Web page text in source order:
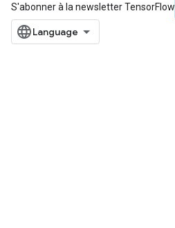
S'abonner à la newsletter TensorFlow